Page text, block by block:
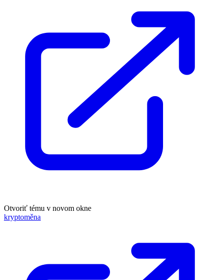
Otvoriť tému v novom okne
kryptoměna